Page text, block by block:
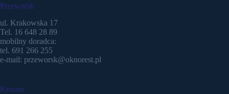
Przeworsk
ul. Krakowska 17
Tel. 16 648 28 89
mobilny doradca:
tel. 691 266 255
e-mail: przeworsk@oknorest.pl
Krosno